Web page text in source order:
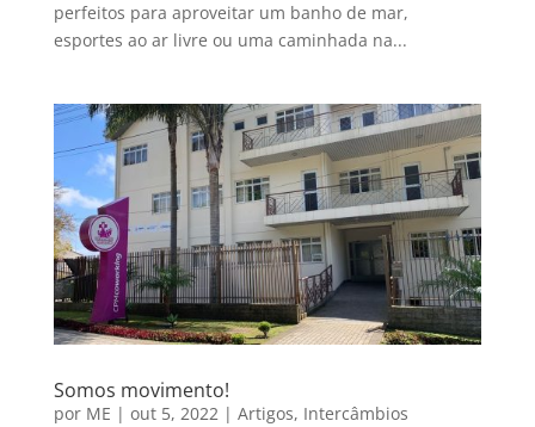
perfeitos para aproveitar um banho de mar,
esportes ao ar livre ou uma caminhada na...
Somos movimento!
por ME | out 5, 2022| Artigos, Intercâmbios